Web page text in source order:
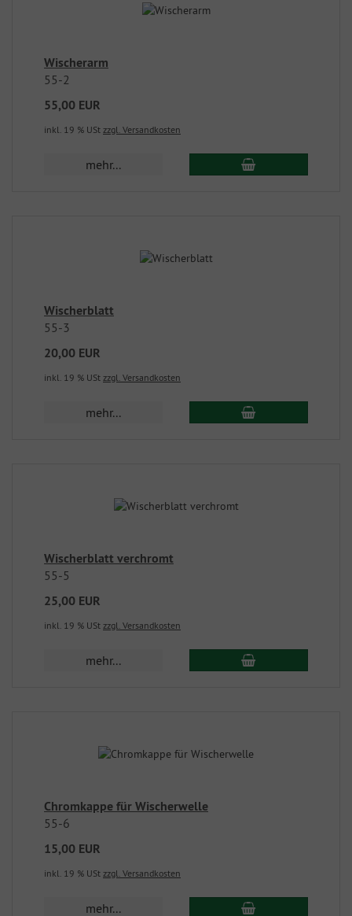
Wischerarm
55-2
55,00 EUR
inkl. 19 % USt zzgl. Versandkosten
mehr...
Wischerblatt
55-3
20,00 EUR
inkl. 19 % USt zzgl. Versandkosten
mehr...
Wischerblatt verchromt
55-5
25,00 EUR
inkl. 19 % USt zzgl. Versandkosten
mehr...
Chromkappe für Wischerwelle
55-6
15,00 EUR
inkl. 19 % USt zzgl. Versandkosten
mehr...